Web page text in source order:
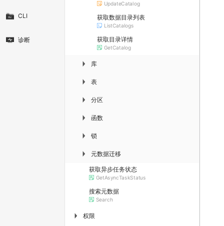
CLI
诊断
UpdateCatalog
获取数据目录列表
ListCatalogs
获取目录详情
GetCatalog
▶ 库
▶ 表
▶ 分区
▶ 函数
▶ 锁
▶ 元数据迁移
获取异步任务状态
GetAsyncTaskStatus
搜索元数据
Search
▶ 权限